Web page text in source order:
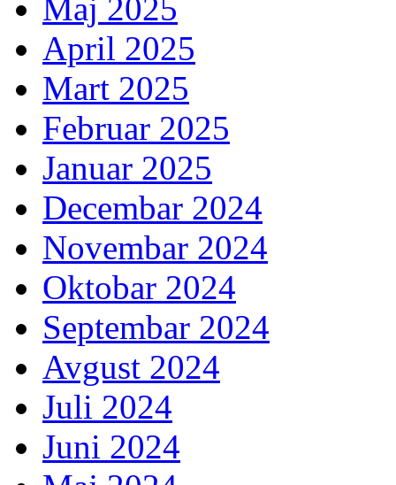
Maj 2025
April 2025
Mart 2025
Februar 2025
Januar 2025
Decembar 2024
Novembar 2024
Oktobar 2024
Septembar 2024
Avgust 2024
Juli 2024
Juni 2024